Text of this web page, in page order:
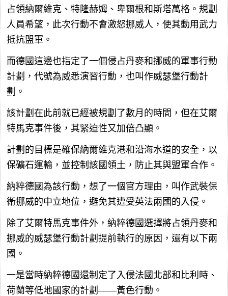
占領納爾維克、特隆赫姆、卑爾根和斯塔萬格。規劃
人員希望，此次行動不會激怒挪威人，使其動用武力
抵抗盟軍。
而德國這邊也指定了一個侵占丹麥和挪威的軍事行動
計劃，代號為威悉演習行動，也叫作威瑟堡行動計
劃。
該計劃在此前就已經被規劃了數月的時間，但在艾爾
特馬克事件後，其緊迫性又加倍凸顯。
計劃的目標是確保納爾維克港和沿海水道的安全，以
保礦石運輸，並控制該國領土，防止其與盟軍合作。
納粹德國為該行動，想了一個官方理由，叫作武裝保
衛挪威的中立地位，避免其遭受英法兩國的入侵。
除了艾爾特馬克事件外，納粹德國選擇將占領丹麥和
挪威的威瑟堡行動計劃提前執行的原因，還有以下兩
國。
一是當時納粹德國還制定了入侵法國北部和比利時、
荷蘭等低地國家的計劃——黃色行動。